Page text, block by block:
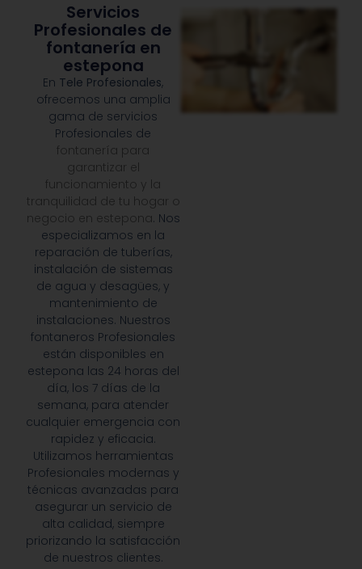
Servicios
Profesionales de
fontanería en
estepona
En Tele Profesionales,
ofrecemos una amplia
gama de servicios
Profesionales de
fontanería para
garantizar el
funcionamiento y la
tranquilidad de tu hogar o
negocio en estepona. Nos
especializamos en la
reparación de tuberías,
instalación de sistemas
de agua y desagües, y
mantenimiento de
instalaciones. Nuestros
fontaneros Profesionales
están disponibles en
estepona las 24 horas del
día, los 7 días de la
semana, para atender
cualquier emergencia con
rapidez y eficacia.
Utilizamos herramientas
Profesionales modernas y
técnicas avanzadas para
asegurar un servicio de
alta calidad, siempre
priorizando la satisfacción
de nuestros clientes.